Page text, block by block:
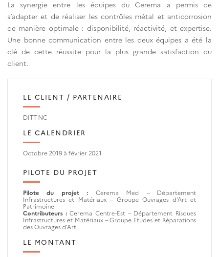
La synergie entre les équipes du Cerema a permis de
s’adapter et de réaliser les contrôles métal et anticorrosion
de manière optimale : disponibilité, réactivité, et expertise.
Une bonne communication entre les deux équipes a été la
clé de cette réussite pour la plus grande satisfaction du
client.
LE CLIENT / PARTENAIRE
DITT NC
LE CALENDRIER
Octobre 2019 à février 2021
PILOTE DU PROJET
Pilote du projet : Cerema Med – Département
Infrastructures et Matériaux – Groupe Ouvrages d’Art et
Patrimoine
Contributeurs :Cerema Centre-Est – Département Risques
Infrastructures et Matériaux – Groupe Etudes et Réparations
des Ouvrages d’Art
LE MONTANT